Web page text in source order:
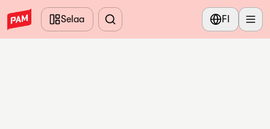
Siirry pääsisältöön
Selaa
FI